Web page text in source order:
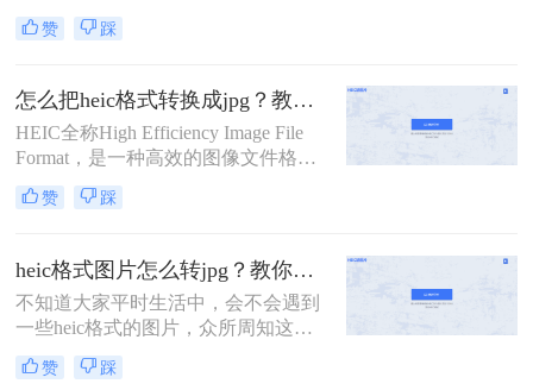
而，一些设备（如iPhone）默认保存
图片为HEIC格式，这在某些情况下可
在兼容性问题，许多人希望将其转换
为更常见的JPEG格式。本文将详细介
绍heic文件怎么转换成jpg，以及一些
应用程序和工具的推荐。
赞 踩
怎么把heic格式转换成jpg？教你三种简单的图片格式转换方法！
HEIC全称High Efficiency Image File
Format，是一种高效的图像文件格
式，由Moving Picture Experts
Group（MPEG）制定。HEIC在图片
秀，而且支持透明度、动画和深色模
式等功能。相比于JPEG，HEIC格式
图片在存储相同图片质量的情况下，
可以节省大量的存储空间。怎么把
heic格式转换成jpg？虽然HEI
赞 踩
heic格式图片怎么转jpg？教你二种简单的免费转换方法！
不知道大家平时生活中，会不会遇到
一些heic格式的图片，众所周知这是
iOS系统特有的一种图片格式存储方
式。 这种格式的图片也只有在苹果手
赞 踩